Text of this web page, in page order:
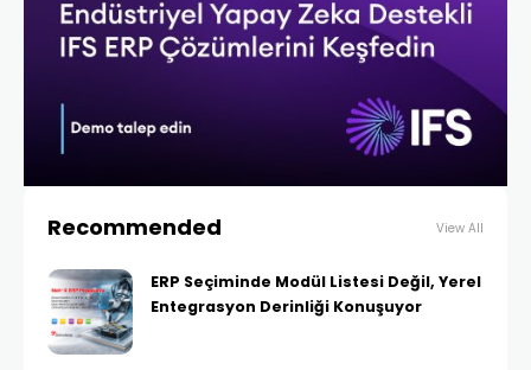
Recommended View All
ERP Seçiminde Modül Listesi Değil, Yerel
Entegrasyon Derinliği Konuşuyor